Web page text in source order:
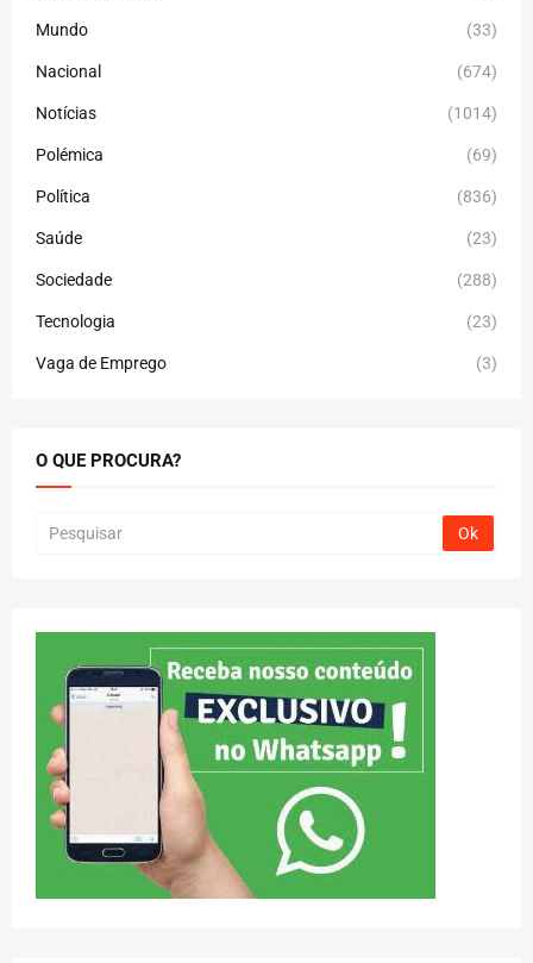
Mundo (33)
Nacional (674)
Notícias (1014)
Polémica (69)
Política (836)
Saúde (23)
Sociedade (288)
Tecnologia (23)
Vaga de Emprego (3)
O QUE PROCURA?